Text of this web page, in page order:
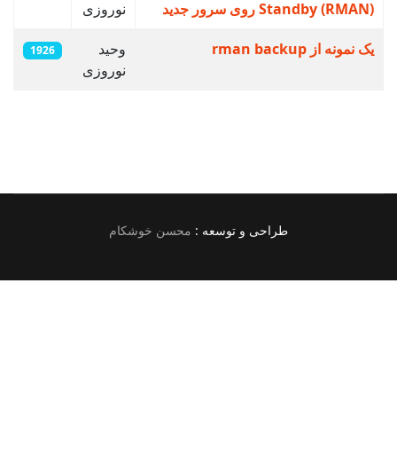
Standby (RMAN) روی سرور جدید
نوروزی
یک نمونه از rman backup
وحید
نوروزی
1926
طراحی و توسعه : محسن خوشکام